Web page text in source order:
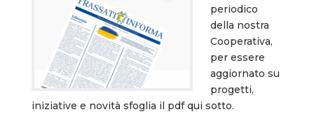
periodico
della nostra
Cooperativa,
per essere
aggiornato su
progetti,
iniziative e novità sfoglia il pdf qui sotto.